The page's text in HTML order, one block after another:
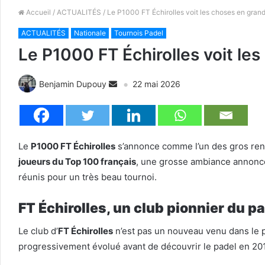
Accueil / ACTUALITÉS / Le P1000 FT Échirolles voit les choses en
ACTUALITÉS Nationale Tournois Padel
Le P1000 FT Échirolles voit
Benjamin Dupouy 22 mai 2026
Le P1000 FT Échirolles s’annonce comme l’un des gros
joueurs du Top 100 français, une grosse ambiance
réunis pour un très beau tournoi.
FT Échirolles, un club pionnier du
Le club d’FT Échirolles n’est pas un nouveau venu dans
progressivement évolué avant de découvrir le padel en